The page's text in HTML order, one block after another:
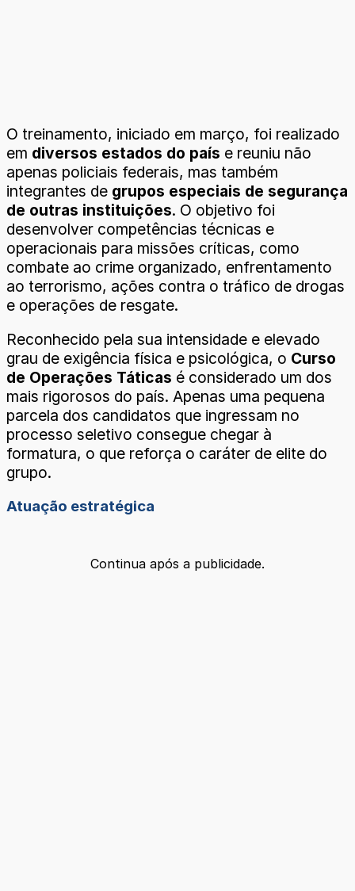
O treinamento, iniciado em março, foi realizado
em diversos estados do país e reuniu não
apenas policiais federais, mas também
integrantes de grupos especiais de segurança
de outras instituições. O objetivo foi
desenvolver competências técnicas e
operacionais para missões críticas, como
combate ao crime organizado, enfrentamento
ao terrorismo, ações contra o tráfico de drogas
e operações de resgate.
Reconhecido pela sua intensidade e elevado
grau de exigência física e psicológica, o Curso
de Operações Táticas é considerado um dos
mais rigorosos do país. Apenas uma pequena
parcela dos candidatos que ingressam no
processo seletivo consegue chegar à
formatura, o que reforça o caráter de elite do
grupo.
Atuação estratégica
Continua após a publicidade.